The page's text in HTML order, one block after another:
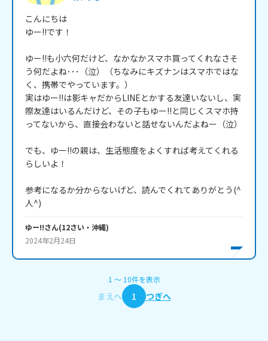
こんにちは
ゆー!!です！
ゆー!!も小六何だけど、なかなかスマホ買ってくれなさそ
う何だよね･･･（泣）（ちなみにキズナンはスマホではな
く、携帯でやっています。）
実はゆー!!は影キャだからLINEとかする友達いないし、実
際友達はいるんだけど、その子もゆー!!と同じくスマホ持
ってないから、直接会わないと話せないんだよねー（泣）
でも、ゆー!!の親は、生活態度をよくすれば考えてくれる
らしいよ！
参考になるか分からないげど、読んでくれてありがとう(^
人^)
ゆー!!さん(12さい・ 沖縄)
2024年2月24日
1 〜 10件を表示
まえへ 1 つぎへ